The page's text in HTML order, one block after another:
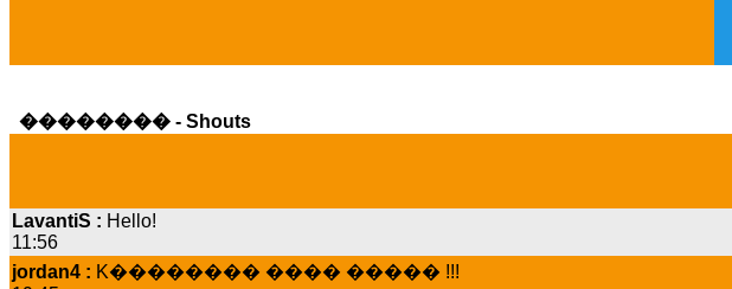
�������� - Shouts
11:56
jordan4 :K�������� ���� ����� !!!
19:45